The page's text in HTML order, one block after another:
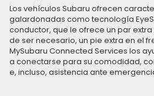
Los vehículos Subaru ofrecen
galardonadas como tecnología
conductor, que le ofrece un par
de ser necesario, un pie extra en el
MySubaru Connected Services los
a conectarse para su comodidad,
e, incluso, asistencia ante